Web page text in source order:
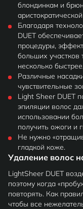
блондинкам и
Благодаря
DUET
процедуры,
больших участков
несколько
Различные
чувствительные
Light Sheer DUET
эпиляции волос
использовании
получить ожоги и
Не нужно
гладкой коже.
Удаление волос
LightSheer DUET
поэтому когда
повторять. Как
чтобы все